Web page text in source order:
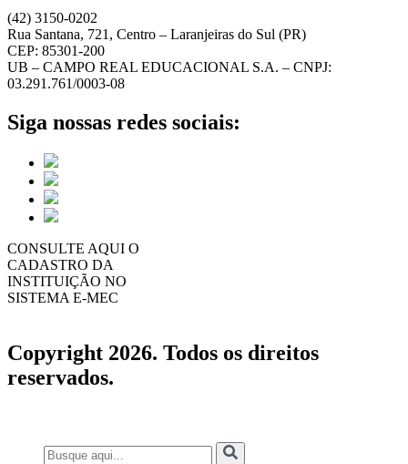
(42) 3150-0202
Rua Santana, 721, Centro – Laranjeiras do Sul (PR)
CEP: 85301-200
UB – CAMPO REAL EDUCACIONAL S.A. – CNPJ:
03.291.761/0003-08
Siga nossas redes sociais:
CONSULTE AQUI O
CADASTRO DA
INSTITUIÇÃO NO
SISTEMA E-MEC
Copyright 2026. Todos os direitos
reservados.